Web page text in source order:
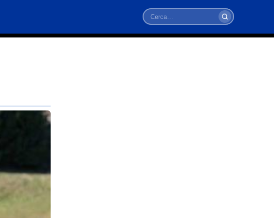
Cerca